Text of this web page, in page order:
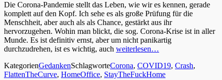
Die Corona-Pandemie stellt das Leben, wie wir es kennen, gerade
komplett auf den Kopf. Ich sehe es als große Prüfung für die
Menschheit, aber auch als als Chance, gestärkt aus ihr
hervorzugehen. Wohin man blickt, die sog. Corona-Krise ist in aller
Munde. Es ist definitiv ernst, aber um nicht panikartig
durchzudrehen, ist es wichtig, auch weiterlesen…
KategorienGedankenSchlagworteCorona, COVID19, Crash,
FlattenTheCurve, HomeOffice, StayTheFuckHome